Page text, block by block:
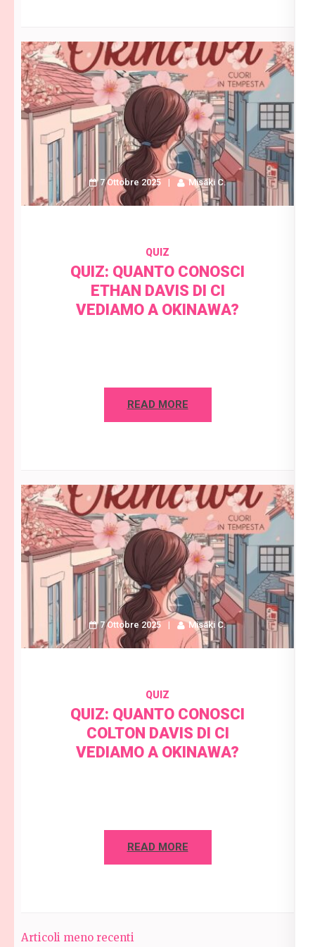
7 Ottobre 2025 Misaki C.
QUIZ
QUIZ: QUANTO CONOSCI
ETHAN DAVIS DI CI
VEDIAMO A OKINAWA?
READ MORE
7 Ottobre 2025 Misaki C.
QUIZ
QUIZ: QUANTO CONOSCI
COLTON DAVIS DI CI
VEDIAMO A OKINAWA?
READ MORE
Navigazione
Articoli meno recenti